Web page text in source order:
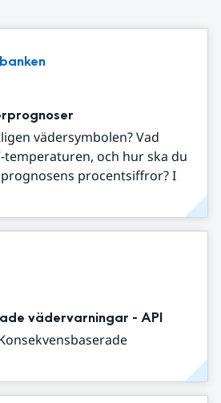
vädersymbolen? Vad
temperaturen, och hur ska du
procentsiffror? I
vädervarningar - API